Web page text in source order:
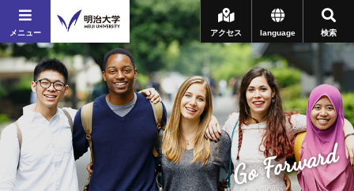
メニュー 検索
language
アクセス
Go Forward